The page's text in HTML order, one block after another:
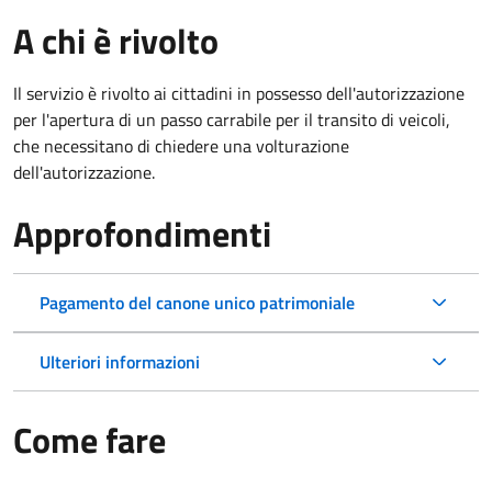
A chi è rivolto
Il servizio è rivolto ai cittadini in possesso dell'autorizzazione
per l'apertura di un passo carrabile per il transito di veicoli,
che necessitano di chiedere una volturazione
dell'autorizzazione.
Approfondimenti
Pagamento del canone unico patrimoniale
Ulteriori informazioni
Come fare